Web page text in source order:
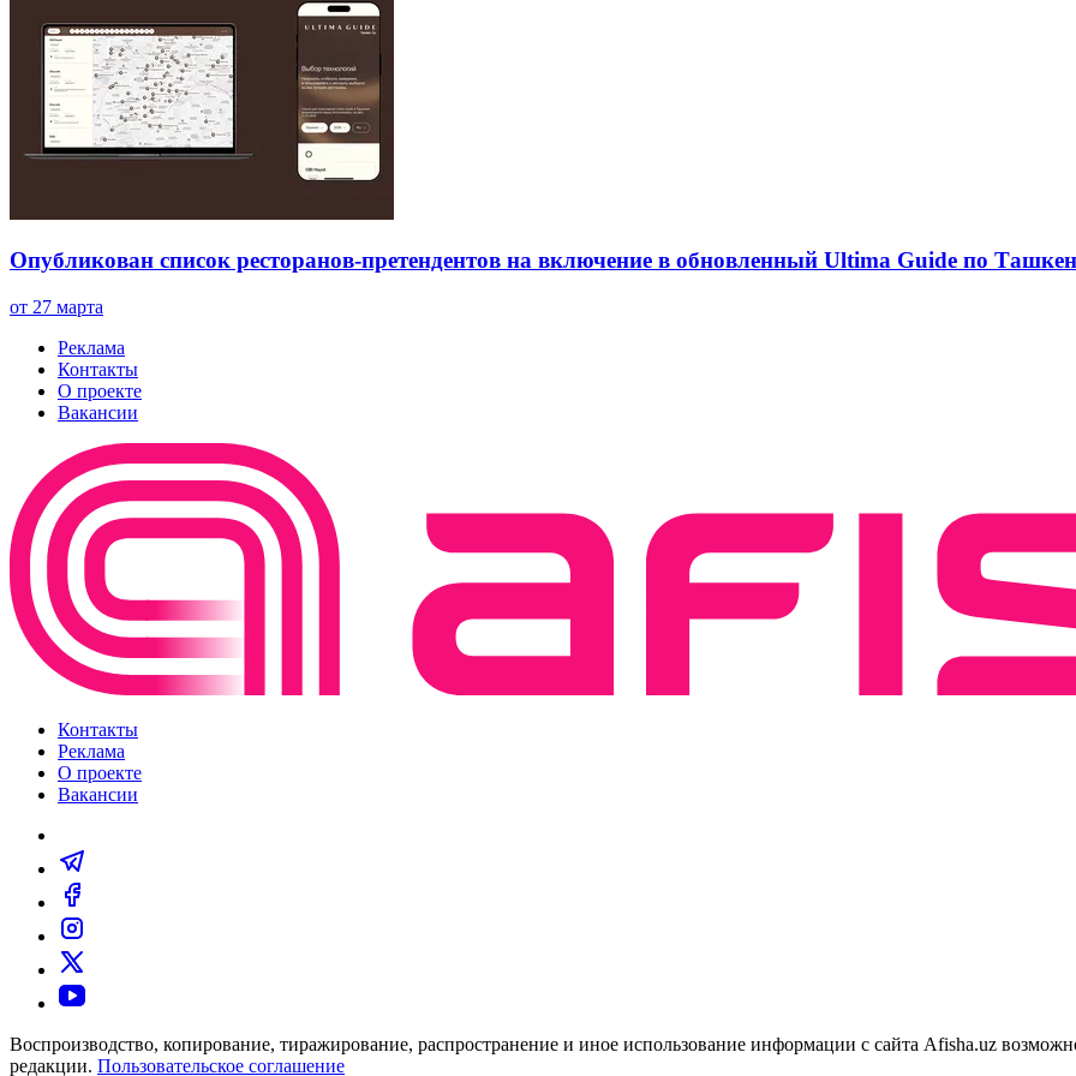
Опубликован список ресторанов-претендентов на включение в обновленный Ultima Guide по
от 27 марта
Реклама
Контакты
О проекте
Вакансии
Контакты
Реклама
О проекте
Вакансии
Воспроизводство, копирование, тиражирование, распространение и иное использование информации с сайта Afisha.uz
редакции. Пользовательское соглашение